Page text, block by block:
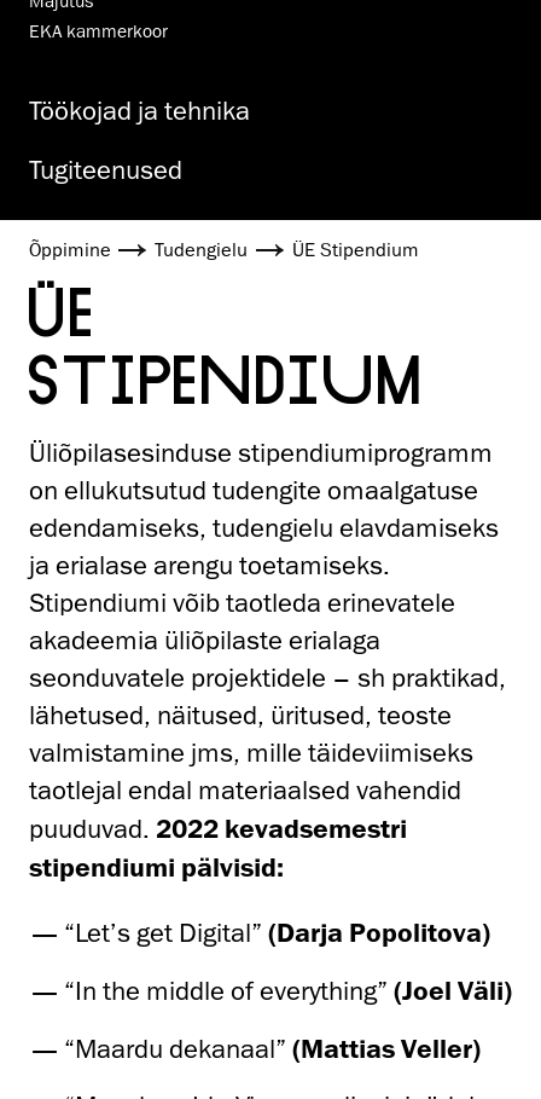
EKA kammerkoor
Töökojad ja tehnika
Tugiteenused
Õppimine Tudengielu ÜE Stipendium
ÜE
STIPENDIUM
Üliõpilasesinduse stipendiumiprogramm
on ellukutsutud tudengite omaalgatuse
edendamiseks, tudengielu elavdamiseks
ja erialase arengu toetamiseks.
Stipendiumi võib taotleda erinevatele
akadeemia üliõpilaste erialaga
seonduvatele projektidele – sh praktikad,
lähetused, näitused, üritused, teoste
valmistamine jms, mille täideviimiseks
taotlejal endal materiaalsed vahendid
puuduvad. 2022 kevadsemestri
stipendiumi pälvisid:
“Let’s get Digital” (Darja Popolitova)
“In the middle of everything” (Joel Väli)
“Maardu dekanaal” (Mattias Veller)